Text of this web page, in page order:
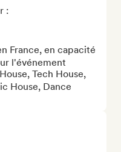
:
France, en capacité
l'événement
Tech House,
House, Dance